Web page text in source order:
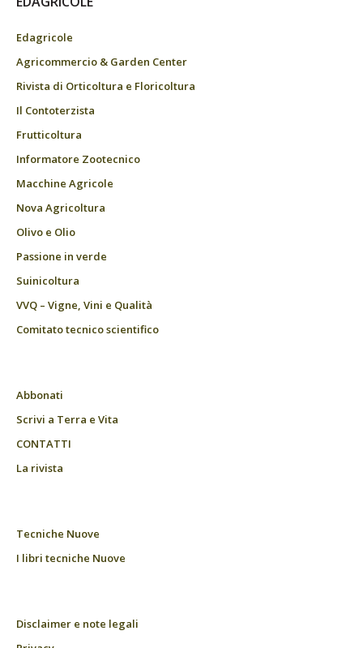
Edagricole
Agricommercio & Garden Center
Rivista di Orticoltura e Floricoltura
Il Contoterzista
Frutticoltura
Informatore Zootecnico
Macchine Agricole
Nova Agricoltura
Olivo e Olio
Passione in verde
Suinicoltura
VVQ – Vigne, Vini e Qualità
Comitato tecnico scientifico
Abbonati
Scrivi a Terra e Vita
CONTATTI
La rivista
Tecniche Nuove
I libri tecniche Nuove
Disclaimer e note legali